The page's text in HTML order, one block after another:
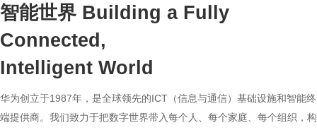
智能世界 Building a Fully
Connected,
Intelligent World
华为创立于1987年，是全球领先的ICT（信息与通信）基础设施和智能终
端提供商。我们致力于把数字世界带入每个人、每个家庭、每个组织，构